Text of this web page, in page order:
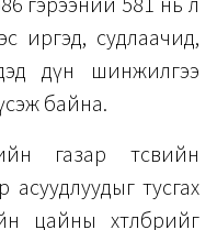
иргэд, судлаачид,
дүн шинжилгээ
байна.
газар төсвийн
асуудлуудыг тусгах
цайны хөтөлбөрийг